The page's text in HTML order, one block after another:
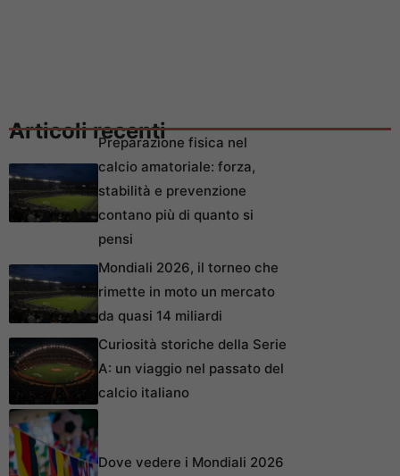
Articoli recentiPreparazione fisica nel
calcio amatoriale: forza,
stabilità e prevenzione
contano più di quanto si
pensi
Mondiali 2026, il torneo che
rimette in moto un mercato
da quasi 14 miliardi
Curiosità storiche della Serie
A: un viaggio nel passato del
calcio italiano
Dove vedere i Mondiali 2026